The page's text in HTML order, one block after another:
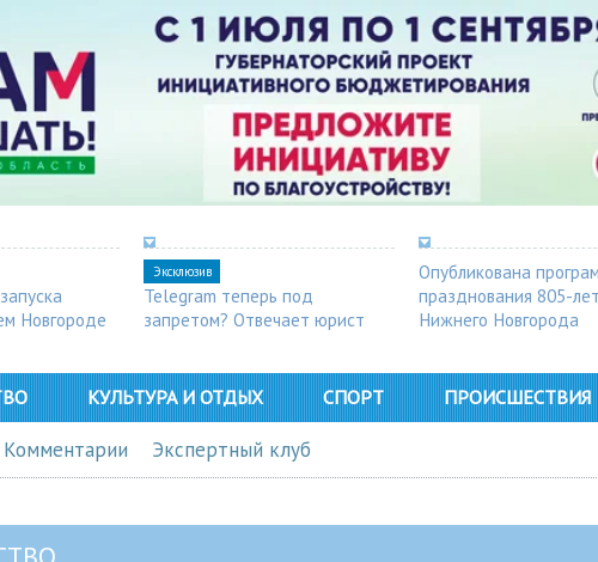
Новгороде
Эксклюзив
Telegram теперь под
запретом? Отвечает юрист
Опубликована
празднования 805-
Нижнего Новгорода
КУЛЬТУРА И ОТДЫХ СПОРТ ПРОИСШЕСТВИЯ
Комментарии Экспертный клуб